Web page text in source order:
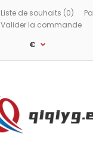
Liste de souhaits (0)
Valider la commande
€